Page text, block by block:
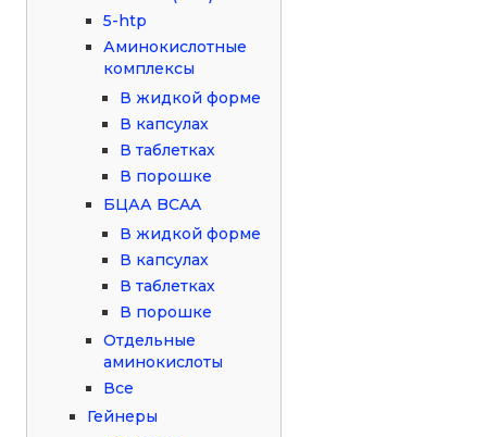
5-htp
Аминокислотные
комплексы
В жидкой форме
В капсулах
В таблетках
В порошке
БЦАА BCAA
В жидкой форме
В капсулах
В таблетках
В порошке
Отдельные
аминокислоты
Все
Гейнеры